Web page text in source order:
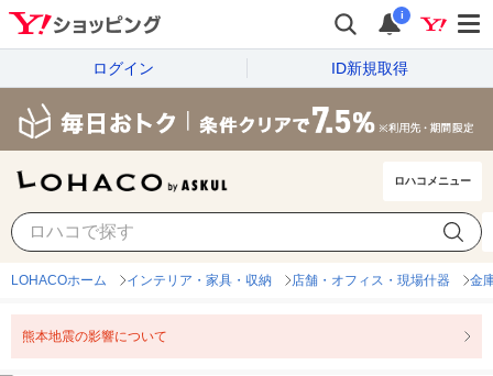
i
ログイン ID新規取得
ロハコメニュー
LOHACOホーム インテリア・家具・収納 店舗・オフィス・現場什器 金
熊本地震の影響について